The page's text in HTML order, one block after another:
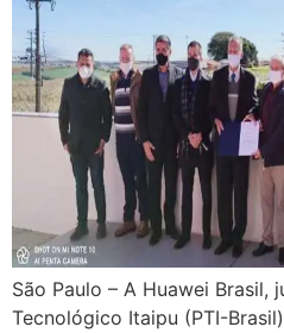
São Paulo – A Huawei Brasil,
Tecnológico Itaipu (PTI-